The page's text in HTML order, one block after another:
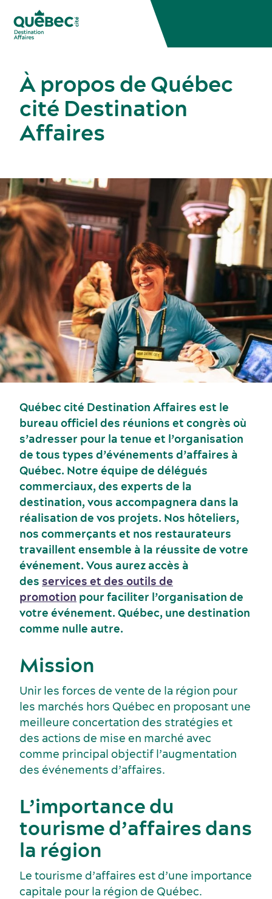
Gastronomie et services alimentaires
Histoire et culture
Activités et expériences
Industries clés
Écoresponsabilité événementielle
Congrès, réunions et expositions
Événements sportifs
Voyage de motivation
Salles de réunion
Hébergement
Lieux de réception
Activités et expériences
À propos de Québec
cité Destination
Affaires
Québec cité Destination Affaires est le
bureau officiel des réunions et congrès où
s’adresser pour la tenue et l’organisation
de tous types d’événements d’affaires à
Québec. Notre équipe de délégués
commerciaux, des experts de la
destination, vous accompagnera dans la
réalisation de vos projets. Nos hôteliers,
nos commerçants et nos restaurateurs
travaillent ensemble à la réussite de votre
événement. Vous aurez accès à
des services et des outils de
promotion pour faciliter l’organisation de
votre événement. Québec, une destination
comme nulle autre.
Mission
Unir les forces de vente de la région pour
les marchés hors Québec en proposant une
meilleure concertation des stratégies et
des actions de mise en marché avec
comme principal objectif l’augmentation
des événements d’affaires.
L’importance du
tourisme d’affaires dans
la région
Le tourisme d’affaires est d’une importance
capitale pour la région de Québec.